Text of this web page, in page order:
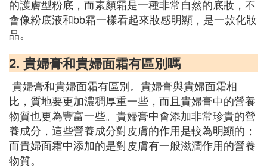
的護膚型粉底，而素顏霜是一種非常自然的底妝，不
會像粉底液和bb霜一樣看起來妝感明顯，是一款化妝
品。
2. 貴婦膏和貴婦面霜有區別嗎
貴婦膏和貴婦面霜有區別。貴婦膏與貴婦面霜相
比，質地要更加濃稠厚重一些，而且貴婦膏中的營養
物質也更為豐富一些。貴婦膏中會添加非常珍貴的營
養成分，這些營養成分對皮膚的作用是較為明顯的；
而貴婦面霜中添加的是對皮膚有一般滋潤作用的營養
物質。